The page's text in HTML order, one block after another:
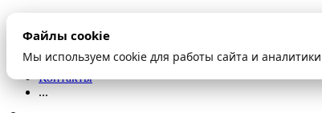
Файлы cookie
Мы используем cookie для работы сайта и
Оплата и доставка
Шиномонтаж
Контакты
...